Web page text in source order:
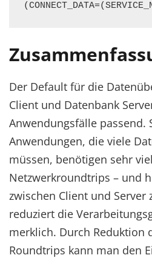
Der Default für die
Client und Datenbank
Anwendungsfälle passend.
Anwendungen, die viele
müssen, benötigen sehr
Netzwerkroundtrips – und
zwischen Client und Server
reduziert die
merklich. Durch Reduktion
Roundtrips kann man den